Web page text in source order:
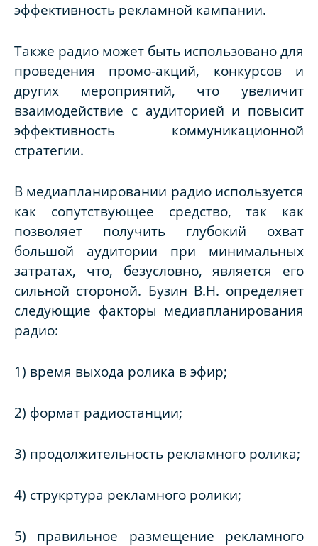
эффективность рекламной кампании.
Также радио может быть использовано для
проведения промо-акций, конкурсов и
других мероприятий, что увеличит
взаимодействие с аудиторией и повысит
эффективность коммуникационной
стратегии.
В медиапланировании радио используется
как сопутствующее средство, так как
позволяет получить глубокий охват
большой аудитории при минимальных
затратах, что, безусловно, является его
сильной стороной. Бузин В.Н. определяет
следующие факторы медиапланирования
радио:
1) время выхода ролика в эфир;
2) формат радиостанции;
3) продолжительность рекламного ролика;
4) струкртура рекламного ролики;
5) правильное размещение рекламного